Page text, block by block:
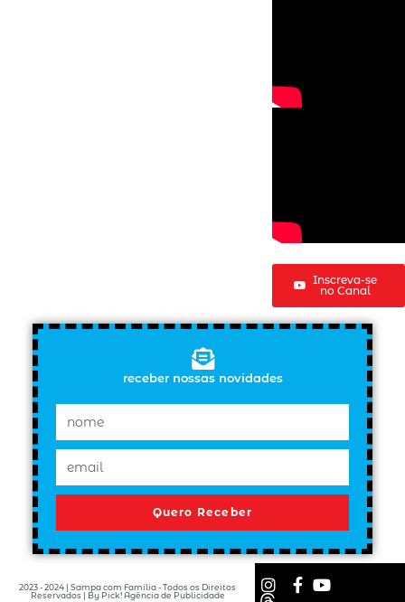
Inscreva-se
no Canal
receber nossas novidades
Quero Receber
2023 - 2024 | Sampa com Família - Todos os Direitos
Reservados | By Pick! Agência de Publicidade